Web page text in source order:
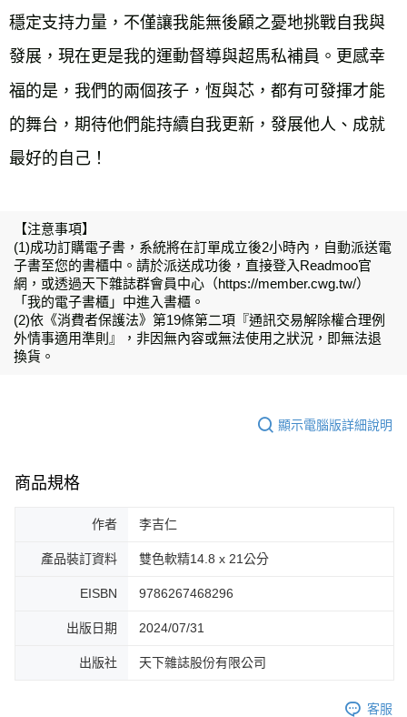
穩定支持力量，不僅讓我能無後顧之憂地挑戰自我與
發展，現在更是我的運動督導與超馬私補員。更感幸
福的是，我們的兩個孩子，恆與芯，都有可發揮才能
的舞台，期待他們能持續自我更新，發展他人、成就
【注意事項】
(1)成功訂購電子書，系統將在訂單成立後2小時內，自動派送電
子書至您的書櫃中。請於派送成功後，直接登入Readmoo官
網，或透過天下雜誌群會員中心（https://member.cwg.tw/）
「我的電子書櫃」中進入書櫃。
(2)依《消費者保護法》第19條第二項『通訊交易解除權合理例
外情事適用準則』，非因無內容或無法使用之狀況，即無法退
換貨。
顯示電腦版詳細說明
商品規格
作者 李吉仁
產品裝訂資料 雙色軟精14.8 x 21公分
EISBN 9786267468296
出版日期 2024/07/31
出版社 天下雜誌股份有限公司
客服